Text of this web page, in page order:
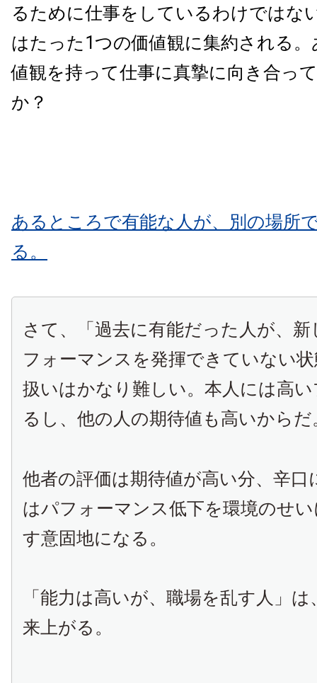
るために仕事をしているわけではな
はたった1つの価値観に集約される
値観を持って仕事に真摯に向き合っ
か？
あるところで有能な人が、別の場所
る。
さて、「過去に有能だった人が、
フォーマンスを発揮できていない
扱いはかなり難しい。本人には高
るし、他の人の期待値も高いからだ
他者の評価は期待値が高い分、辛口
はパフォーマンス低下を環境のせ
す意固地になる。
「能力は高いが、職場を乱す人」
来上がる。